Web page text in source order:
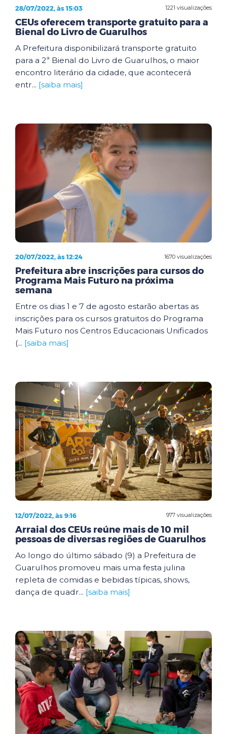
1221 visualizações
28/07/2022, às 15:03
CEUs oferecem transporte gratuito para a
Bienal do Livro de Guarulhos
A Prefeitura disponibilizará transporte gratuito
para a 2ª Bienal do Livro de Guarulhos, o maior
encontro literário da cidade, que acontecerá
entr... [saiba mais]
1670 visualizações
20/07/2022, às 12:24
Prefeitura abre inscrições para cursos do
Programa Mais Futuro na próxima
semana
Entre os dias 1 e 7 de agosto estarão abertas as
inscrições para os cursos gratuitos do Programa
Mais Futuro nos Centros Educacionais Unificados
(... [saiba mais]
977 visualizações
12/07/2022, às 9:16
Arraial dos CEUs reúne mais de 10 mil
pessoas de diversas regiões de Guarulhos
Ao longo do último sábado (9) a Prefeitura de
Guarulhos promoveu mais uma festa julina
repleta de comidas e bebidas típicas, shows,
dança de quadr... [saiba mais]